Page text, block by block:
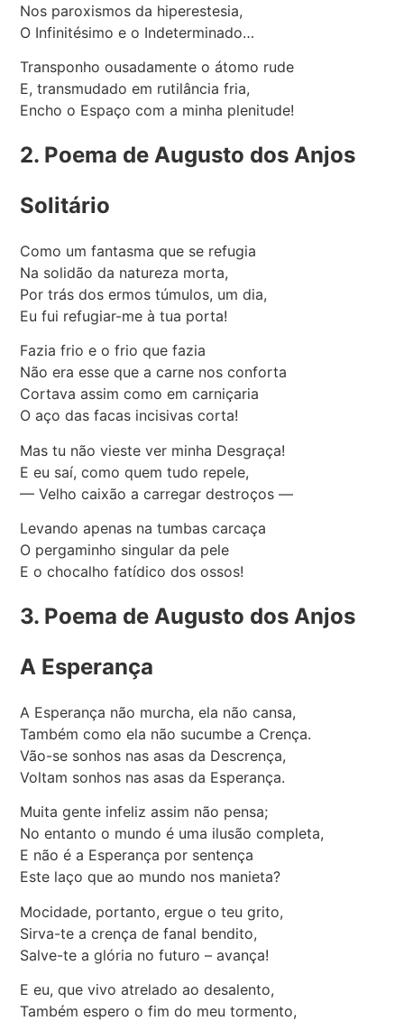
Nos paroxismos da hiperestesia,
O Infinitésimo e o Indeterminado…
Transponho ousadamente o átomo rude
E, transmudado em rutilância fria,
Encho o Espaço com a minha plenitude!
2. Poema de Augusto dos Anjos
Solitário
Como um fantasma que se refugia
Na solidão da natureza morta,
Por trás dos ermos túmulos, um dia,
Eu fui refugiar-me à tua porta!
Fazia frio e o frio que fazia
Não era esse que a carne nos conforta
Cortava assim como em carniçaria
O aço das facas incisivas corta!
Mas tu não vieste ver minha Desgraça!
E eu saí, como quem tudo repele,
— Velho caixão a carregar destroços —
Levando apenas na tumbas carcaça
O pergaminho singular da pele
E o chocalho fatídico dos ossos!
3. Poema de Augusto dos Anjos
A Esperança
A Esperança não murcha, ela não cansa,
Também como ela não sucumbe a Crença.
Vão-se sonhos nas asas da Descrença,
Voltam sonhos nas asas da Esperança.
Muita gente infeliz assim não pensa;
No entanto o mundo é uma ilusão completa,
E não é a Esperança por sentença
Este laço que ao mundo nos manieta?
Mocidade, portanto, ergue o teu grito,
Sirva-te a crença de fanal bendito,
Salve-te a glória no futuro – avança!
E eu, que vivo atrelado ao desalento,
Também espero o fim do meu tormento,